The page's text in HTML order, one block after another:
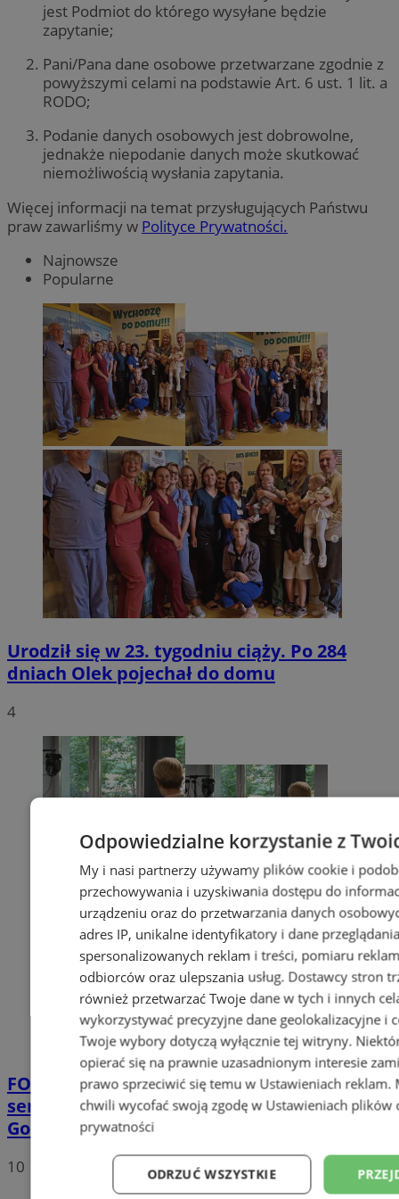
jest Podmiot do którego wysyłane będzie
zapytanie;
Pani/Pana dane osobowe przetwarzane zgodnie z
powyższymi celami na podstawie Art. 6 ust. 1 lit. a
RODO;
Podanie danych osobowych jest dobrowolne,
jednakże niepodanie danych może skutkować
niemożliwością wysłania zapytania.
Więcej informacji na temat przysługujących Państwu
praw zawarliśmy w Polityce Prywatności.
Najnowsze
Popularne
Urodził się w 23. tygodniu ciąży. Po 284
dniach Olek pojechał do domu
4
FOTO
Nowe warsztaty 3D i komputery dla
seniorów w CUS ORBITA w Rudzie Śląskiej-
Goduli
10
Odpowiedzialne korzystanie z
My i nasi partnerzy używamy plików cookie i
przechowywania i uzyskiwania dostępu do
urządzeniu oraz do przetwarzania danych
adres IP, unikalne identyfikatory i dane
spersonalizowanych reklam i treści, pomiaru
odbiorców oraz ulepszania usług. Dostawcy stron
również przetwarzać Twoje dane w tych i innych
wykorzystywać precyzyjne dane geolokalizacyjne i
Twoje wybory dotyczą wyłącznie tej witryny.
opierać się na prawnie uzasadnionym interesie
prawo sprzeciwić się temu w Ustawieniach reklam.
chwili wycofać swoją zgodę w Ustawieniach plików
prywatności
ODRZUĆ WSZYSTKIE